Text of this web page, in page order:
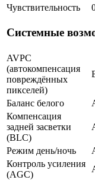
Чувствительность
Системные
AVPC
(автокомпенсация
повреждённых
пикселей)
Баланс белого
Компенсация
задней засветки
(BLC)
Режим день/ночь
Контроль усиления
(AGC)